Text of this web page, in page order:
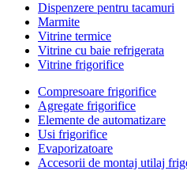
Dispenzere pentru tacamuri
Marmite
Vitrine termice
Vitrine cu baie refrigerata
Vitrine frigorifice
Compresoare frigorifice
Agregate frigorifice
Elemente de automatizare
Usi frigorifice
Evaporizatoare
Accesorii de montaj utilaj